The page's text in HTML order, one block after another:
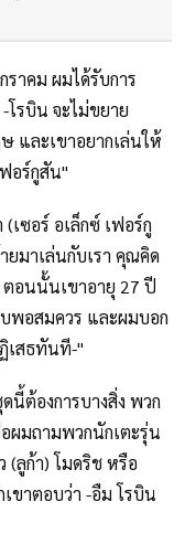
าคม ผมได้รับการ
โรบิน จะไม่ขยาย
และเขาอยากเล่นให้
อร์กูสัน"
ซอร์ อเล็กซ์ เฟอร์กู
มาเล่นกับเรา คุณคิด
ตอนนั้นเขาอายุ 27 ปี
พอสมควร และผมบอก
เสธทันที-"
นี้ต้องการบางสิ่ง พวก
ผมถามพวกนักเตะรุ่น
(ลูก้า) โมดริช หรือ
ขาตอบว่า -อืม โรบิน